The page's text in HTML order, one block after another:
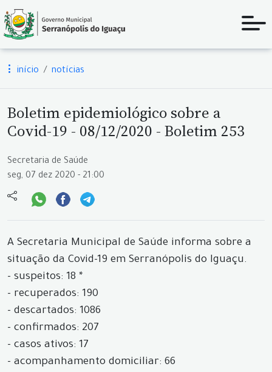
início notícias
Boletim epidemiológico sobre a
Covid-19 - 08/12/2020 - Boletim 253
Secretaria de Saúde
seg, 07 dez 2020 - 21:00
A Secretaria Municipal de Saúde informa sobre a
situação da Covid-19 em Serranópolis do Iguaçu.
- suspeitos: 18 *
- recuperados: 190
- descartados: 1086
- confirmados: 207
- casos ativos: 17
- acompanhamento domiciliar: 66